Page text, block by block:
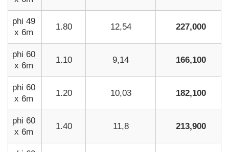
phi 49
x 6m
1.80 12,54 227,000
phi 60
x 6m
1.10 9,14 166,100
phi 60
x 6m
1.20 10,03 182,100
phi 60
x 6m
1.40 11,8 213,900